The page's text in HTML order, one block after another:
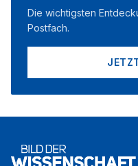
Die wichtigsten
Postfach.